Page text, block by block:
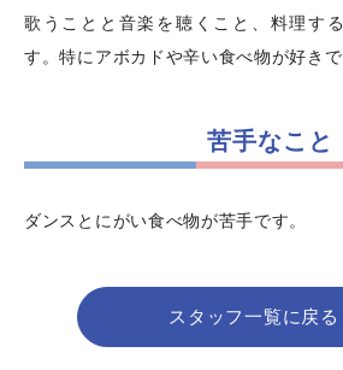
歌うことと音楽を聴くこと、料理す
す。特にアボカドや辛い食べ物が好きで
苦手なこと
ダンスとにがい食べ物が苦手です。
スタッフ一覧に戻る